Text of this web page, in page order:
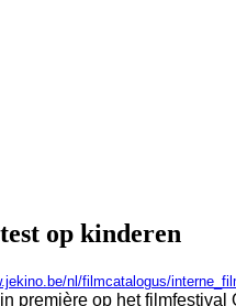
op kinderen
nl/filmcatalogus/
première op het